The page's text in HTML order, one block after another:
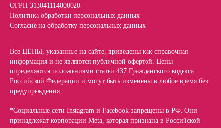
ОГРН 313041114800020
Политика обработки персональных данных
Согласие на обработку персональных данных
Все ЦЕНЫ, указанные на сайте, приведены как справочная
информация и не являются публичной офертой. Цены
определяются положениями статьи 437 Гражданского кодекса
Российской Федерации и могут быть изменены в любое время без
предупреждения.
*Социальные сети Instagram и Facebook запрещены в РФ. Они
принадлежат корпорации Meta, которая признана в Российской